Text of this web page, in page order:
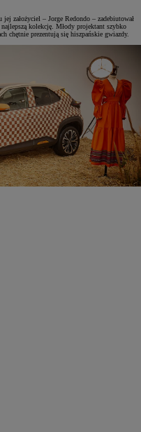
założyciel – Jorge Redondo – zadebiutował
kolekcję. Młody projektant szybko
chętnie prezentują się hiszpańskie gwiazdy.